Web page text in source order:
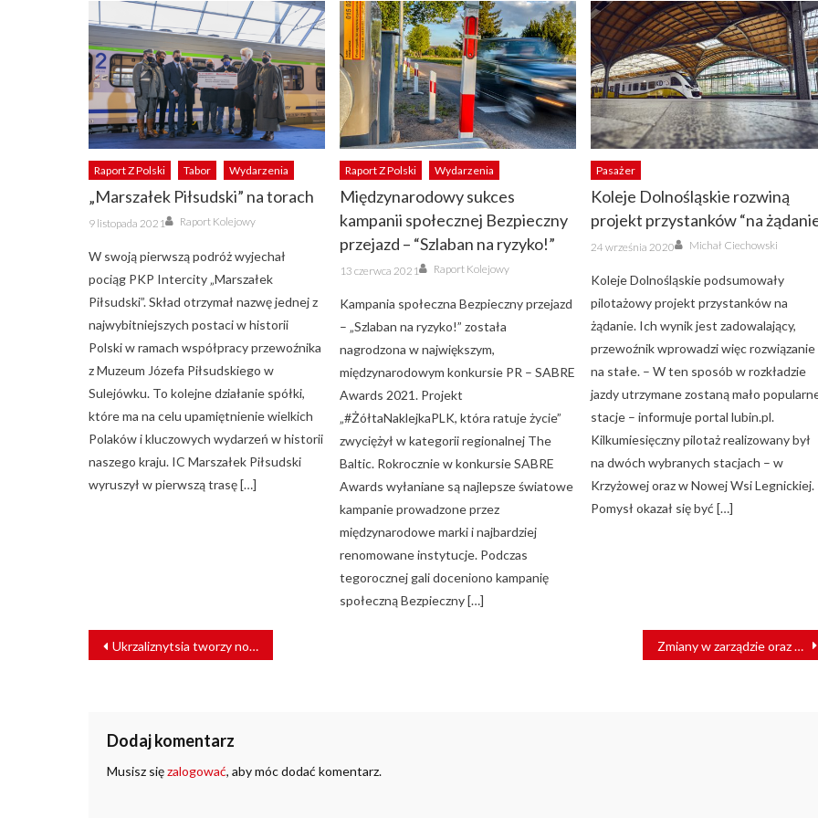
Raport Z Polski Tabor Wydarzenia
„Marszałek Piłsudski” na torach
Posted
on
9 listopada 2021 Author
Raport Kolejowy
W swoją pierwszą podróż wyjechał
pociąg PKP Intercity „Marszałek
Piłsudski”. Skład otrzymał nazwę jednej z
najwybitniejszych postaci w historii
Polski w ramach współpracy przewoźnika
z Muzeum Józefa Piłsudskiego w
Sulejówku. To kolejne działanie spółki,
które ma na celu upamiętnienie wielkich
Polaków i kluczowych wydarzeń w historii
naszego kraju. IC Marszałek Piłsudski
wyruszył w pierwszą trasę […]
Raport Z Polski Wydarzenia
Międzynarodowy sukces
kampanii społecznej Bezpieczny
przejazd – “Szlaban na ryzyko!”
Posted
on
13 czerwca 2021 Author
Raport Kolejowy
Kampania społeczna Bezpieczny przejazd
– „Szlaban na ryzyko!” została
nagrodzona w największym,
międzynarodowym konkursie PR – SABRE
Awards 2021. Projekt
„#ŻółtaNaklejkaPLK, która ratuje życie”
zwyciężył w kategorii regionalnej The
Baltic. Rokrocznie w konkursie SABRE
Awards wyłaniane są najlepsze światowe
kampanie prowadzone przez
międzynarodowe marki i najbardziej
renomowane instytucje. Podczas
tegorocznej gali doceniono kampanię
społeczną Bezpieczny […]
Pasażer
Koleje Dolnośląskie rozwiną
projekt przystanków “na
Posted
on
24 września 2020 Author
Michał Ciechowski
Koleje Dolnośląskie podsumowały
pilotażowy projekt przystanków na
żądanie. Ich wynik jest zadowalający,
przewoźnik wprowadzi więc rozwiązanie
na stałe. – W ten sposób w rozkładzie
jazdy utrzymane zostaną mało
stacje – informuje portal lubin.pl.
Kilkumiesięczny pilotaż realizowany był
na dwóch wybranych stacjach – w
Krzyżowej oraz w Nowej Wsi Legnickiej.
Pomysł okazał się być […]
NAWIGACJA
WPISU
Ukrzaliznytsia tworzy nowy system antykorupcyjny Zmiany w zarządzie oraz Radzie Nadzorczej spółki CPK
Dodaj komentarz
Musisz sięzalogować, aby móc dodać komentarz.